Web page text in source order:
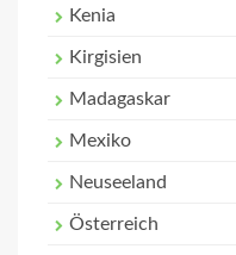
Kenia
Kirgisien
Madagaskar
Mexiko
Neuseeland
Österreich